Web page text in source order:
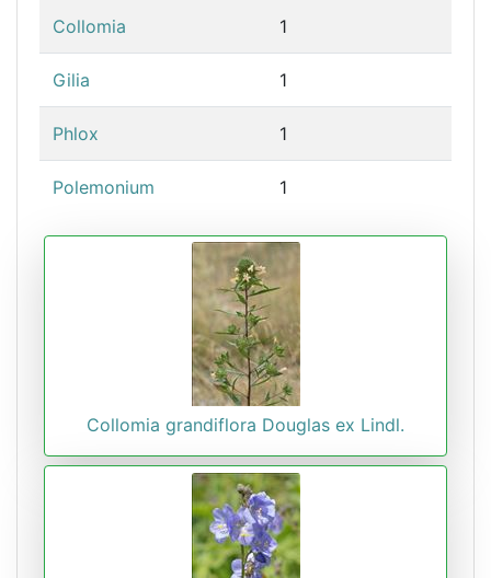
Collomia 1
Gilia 1
Phlox 1
Polemonium 1
Collomia grandiflora Douglas ex Lindl.